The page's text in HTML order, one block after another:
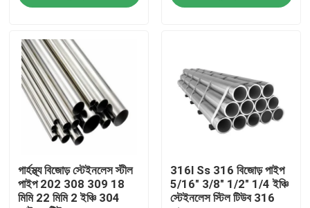
স্টেইনলেস স্টীল কুণ্ডলী
এসএস স্কয়ার টিউব
স্টেইনলেস স্টীল ফালা
গার্হস্থ্য বিজোড় স্টেইনলেস স্টীল
পাইপ 202 308 309 18
মিমি 22 মিমি 2 ইঞ্চি 304
316l Ss 316 বিজোড় পাইপ
5/16" 3/8" 1/2" 1/4 ইঞ্চি
স্টেইনলেস স্টিল টিউব 316